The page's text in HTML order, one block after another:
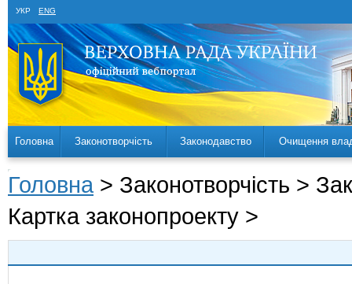
УКР ENG
Головна Законотворчість Законодавство Очищення
Головна > Законотворчість >
Картка законопроекту >